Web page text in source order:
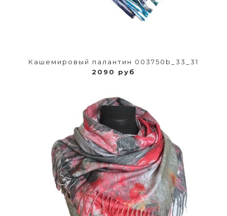
Кашемировый палантин 003750b_33_31
2090 руб